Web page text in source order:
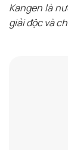
Kangen là
giải độc và